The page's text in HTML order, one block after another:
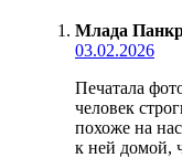
Млада
03.02.2026
Печатала
человек
похоже на
к ней домой,